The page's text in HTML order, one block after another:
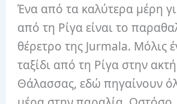
Ένα από τα καλύτερα μέρη
από τη Ρίγα είναι το
θέρετρο της Jurmala. Μόλις
ταξίδι από τη Ρίγα στην
Θάλασσας, εδώ πηγαίνουν